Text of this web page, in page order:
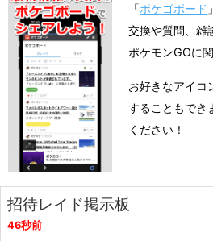
「ポケゴボード
交換や質問、雑
ポケモンGOに
お好きなアイコ
することもでき
ください！
招待レイド掲示板
46秒前